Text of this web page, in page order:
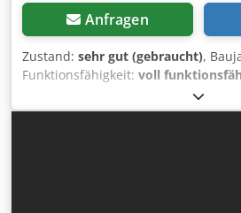
Anfragen
Zustand: sehr gut (gebraucht),
Funktionsfähigkeit: voll
COPCO XAHS237+ Kompressor mit
kompletter Wartung Technische
m³/min; Betriebsdruck: 12 Bar;